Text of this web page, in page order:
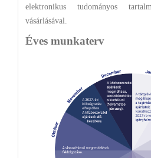
elektronikus tudományos
vásárlásával.
Éves munkaterv